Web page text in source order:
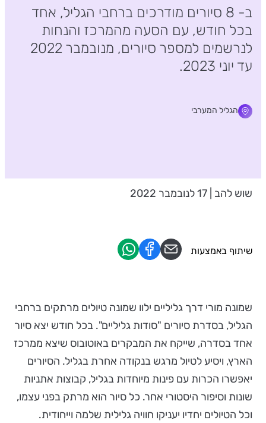
ב- 8 סיורים מודרכים ברחבי הגליל, אחד
בכל חודש, עם הסעה מהמרכז והנחות
לנרשמים למספר סיורים, מנובמבר 2022
עד יוני 2023.
הגליל המערבי
שוש להב | 17 לנובמבר 2022
שמונה מורי דרך גליליים ילוו שמונה טיולים מרתקים ברחבי
הגליל, בסדרת סיורים "סודות גליליים". בכל חודש יצא סיור
אחד בסדרה, שייקח את המבקרים באוטובוס שיצא ממרכז
הארץ, ויסיע לטיול מרגש בנקודה אחרת בגליל. הסיורים
יאפשרו הכרות עם פינות מיוחדות בגליל, קבוצות אתניות
שונות וסיפור היסטורי אחר. כל סיור הוא מרתק בפני עצמו,
וכל הטיולים יחדיו יעניקו חוויה גלילית שלמה וייחודית.
שיתוף באמצעות